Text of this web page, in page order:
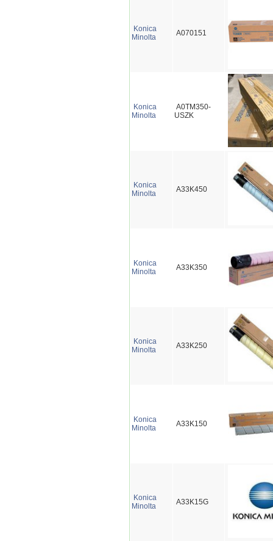
Konica
Minolta
A070151
Konica
Minolta
A0TM350-
USZK
Konica
Minolta
A33K450
Konica
Minolta
A33K350
Konica
Minolta
A33K250
Konica
Minolta
A33K150
Konica
Minolta
A33K15G